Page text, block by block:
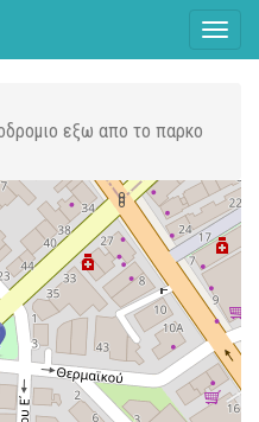
εξω απο το παρκο